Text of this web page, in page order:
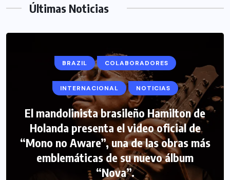
Últimas Noticias
BRAZIL COLABORADORES
INTERNACIONAL NOTICIAS
El mandolinista brasileño Hamilton de
Holanda presenta el video oficial de
“Mono no Aware”, una de las obras más
emblemáticas de su nuevo álbum
“Nova”.